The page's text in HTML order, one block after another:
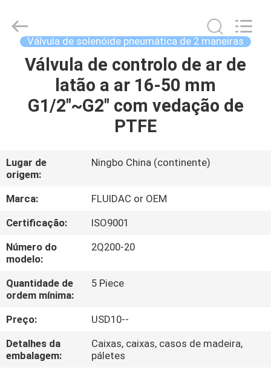
CASA
PRODUTOS
SOBRE
NÓS
EXCURSÃO
DA
FÁBRICA
CONTROLE
DA
QUALIDADE
FLUID
AUTOMATIC
CONTROL
CO.,LTD.
Válvula de solenóide pneumática de 2 maneiras
Válvula de controlo de ar de
latão a ar 16-50 mm
G1/2"~G2" com vedação de
PTFE
Lugar de
origem:
Ningbo China (continente)
Marca:
FLUIDAC or OEM
Certificação:
ISO9001
Número do
modelo:
2Q200-20
Quantidade de
ordem mínima:
5 Piece
Preço:
USD10--
Detalhes da
embalagem:
Caixas, caixas, casos de madeira,
páletes